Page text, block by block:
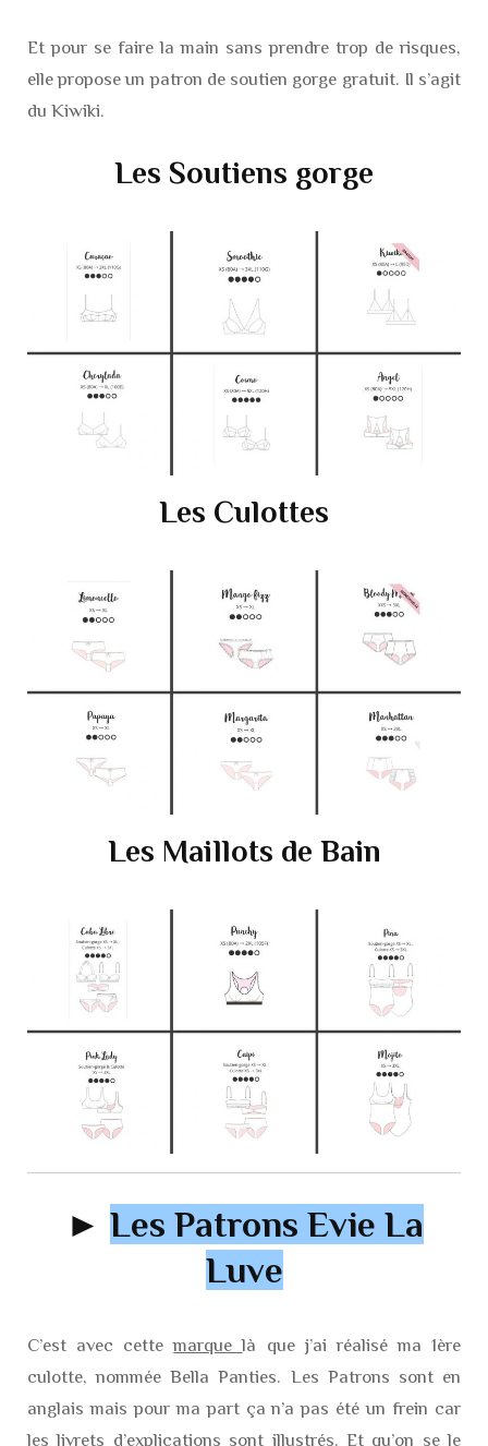
Et pour se faire la main sans prendre trop de risques,
elle propose un patron de soutien gorge gratuit. Il s’agit
du Kiwiki.
Les Soutiens gorge
Les Culottes
Les Maillots de Bain
► Les Patrons Evie La
Luve
C’est avec cettemarquelà que j’ai réalisé ma 1ère
culotte, nommée Bella Panties. Les Patrons sont en
anglais mais pour ma part ça n’a pas été un frein car
les livrets d’explications sont illustrés. Et qu’on se le